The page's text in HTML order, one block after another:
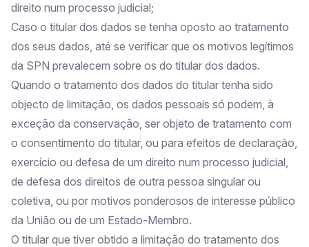
direito num processo judicial;
Caso o titular dos dados se tenha oposto ao tratamento
dos seus dados, até se verificar que os motivos legítimos
da SPN prevalecem sobre os do titular dos dados.
Quando o tratamento dos dados do titular tenha sido
objecto de limitação, os dados pessoais só podem, à
exceção da conservação, ser objeto de tratamento com
o consentimento do titular, ou para efeitos de declaração,
exercício ou defesa de um direito num processo judicial,
de defesa dos direitos de outra pessoa singular ou
coletiva, ou por motivos ponderosos de interesse público
da União ou de um Estado-Membro.
O titular que tiver obtido a limitação do tratamento dos